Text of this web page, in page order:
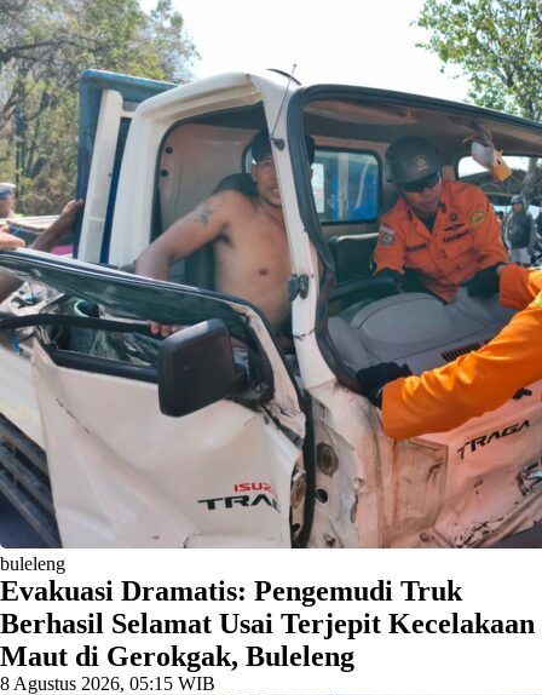
buleleng
Evakuasi Dramatis: Pengemudi Truk
Berhasil Selamat Usai Terjepit Kecelakaan
Maut di Gerokgak, Buleleng
8 Agustus 2026, 05:15 WIB